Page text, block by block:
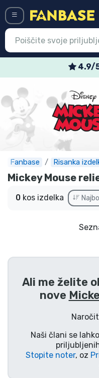
4.9/
Fanbase Risanka
Mickey Mouse
0 kos izdelka
Ali me želite
nove
Naši člani se
Stopite noter, oz
Vstop
Najnovejsi izdelki
Prodajni izdelki
Ekspresna
Prednaročila
Outlet izdelki
Dostava in
Tv serijske
Filmske izdelki
Risani izdelki
Anime izdelki